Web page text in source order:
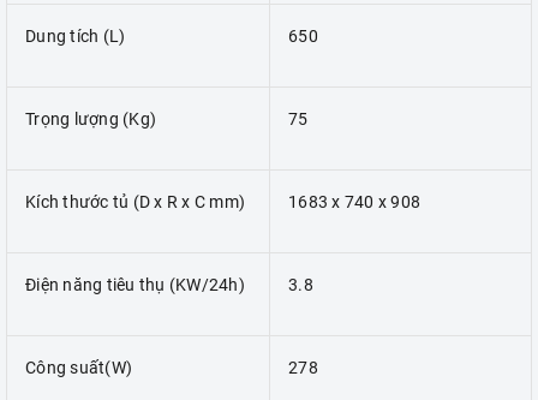
Dung tích (L) 650
Trọng lượng (Kg) 75
Kích thước tủ (D x R x C mm) 1683 x 740 x 908
Điện năng tiêu thụ (KW/24h) 3.8
Công suất(W) 278